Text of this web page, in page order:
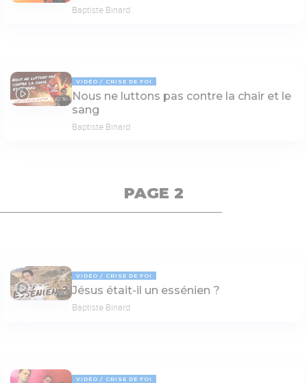
Baptiste Binard
02:50
VIDÉO CRISE DE FOI
Nous ne luttons pas contre la chair et le
sang
Baptiste Binard
PAGE 2
12:16
VIDÉO CRISE DE FOI
Jésus était-il un essénien ?
Baptiste Binard
VIDÉO CRISE DE FOI